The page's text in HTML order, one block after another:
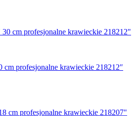
profesjonalne krawieckie 218212″